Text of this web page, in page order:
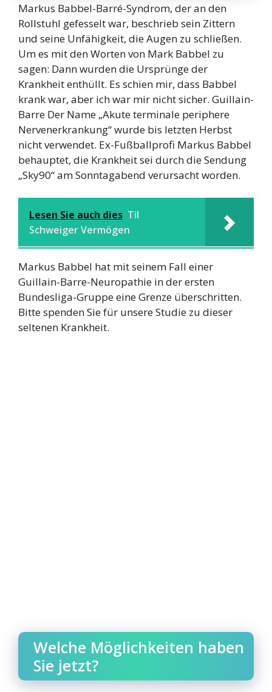
Markus Babbel-Barré-Syndrom, der an den
Rollstuhl gefesselt war, beschrieb sein Zittern
und seine Unfähigkeit, die Augen zu schließen.
Um es mit den Worten von Mark Babbel zu
sagen: Dann wurden die Ursprünge der
Krankheit enthüllt. Es schien mir, dass Babbel
krank war, aber ich war mir nicht sicher. Guillain-
Barre Der Name „Akute terminale periphere
Nervenerkrankung“ wurde bis letzten Herbst
nicht verwendet. Ex-Fußballprofi Markus Babbel
behauptet, die Krankheit sei durch die Sendung
„Sky90“ am Sonntagabend verursacht worden.
Lesen Sie auch dies Til
Schweiger Vermögen
Markus Babbel hat mit seinem Fall einer
Guillain-Barre-Neuropathie in der ersten
Bundesliga-Gruppe eine Grenze überschritten.
Bitte spenden Sie für unsere Studie zu dieser
seltenen Krankheit.
Welche Möglichkeiten haben
Sie jetzt?